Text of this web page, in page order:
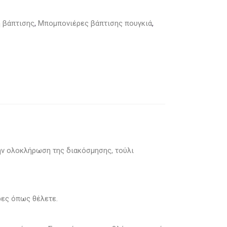
βάπτισης, Μπομπονιέρες βάπτισης πουγκιά,
ολοκλήρωση της διακόσμησης, τούλι
όπως θέλετε.